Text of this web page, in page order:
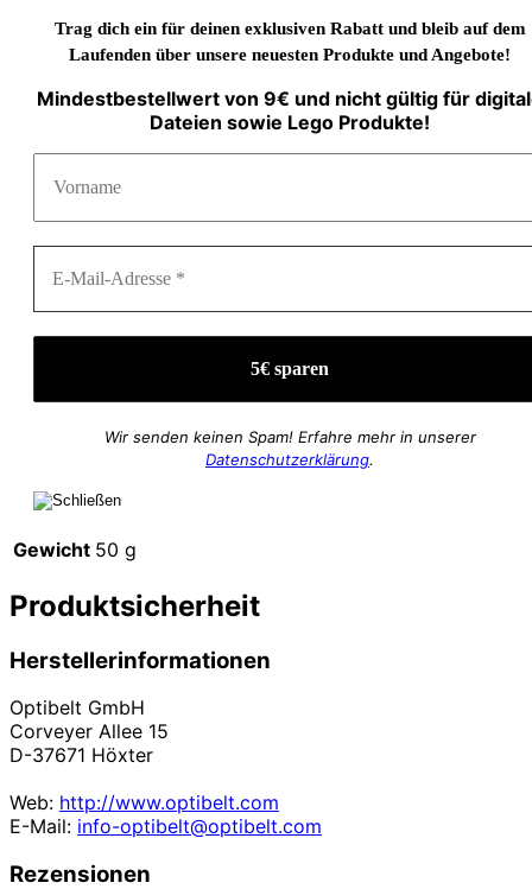
Trag dich ein für deinen exklusiven Rabatt und bleib auf dem
Laufenden über unsere neuesten Produkte und Angebote!
Mindestbestellwert von 9€ und nicht gültig für
Dateien sowie Lego Produkte!
Wir senden keinen Spam! Erfahre mehr in unserer
Datenschutzerklärung.
Gewicht 50 g
Produktsicherheit
Herstellerinformationen
Optibelt GmbH
Corveyer Allee 15
D-37671 Höxter
Web: http://www.optibelt.com
E-Mail: info-optibelt@optibelt.com
Rezensionen